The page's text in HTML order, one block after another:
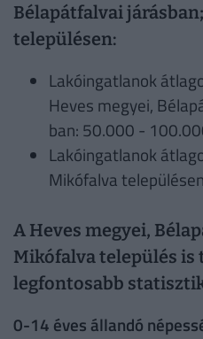
Bélapátfalvai
településen:
Lakóingatlanok
Heves megyei,
ban: 50.000 -
Lakóingatlanok
Mikófalva
A Heves megyei,
Mikófalva település is
legfontosabb
0-14 éves állandó